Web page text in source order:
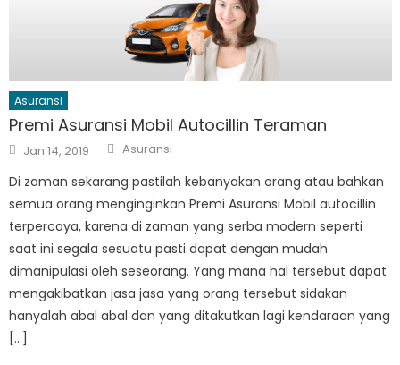
Asuransi
Premi Asuransi Mobil Autocillin Teraman
Posted
on
Jan 14, 2019 Author
Asuransi
Di zaman sekarang pastilah kebanyakan orang atau bahkan
semua orang menginginkan Premi Asuransi Mobil autocillin
terpercaya, karena di zaman yang serba modern seperti
saat ini segala sesuatu pasti dapat dengan mudah
dimanipulasi oleh seseorang. Yang mana hal tersebut dapat
mengakibatkan jasa jasa yang orang tersebut sidakan
hanyalah abal abal dan yang ditakutkan lagi kendaraan yang
[…]